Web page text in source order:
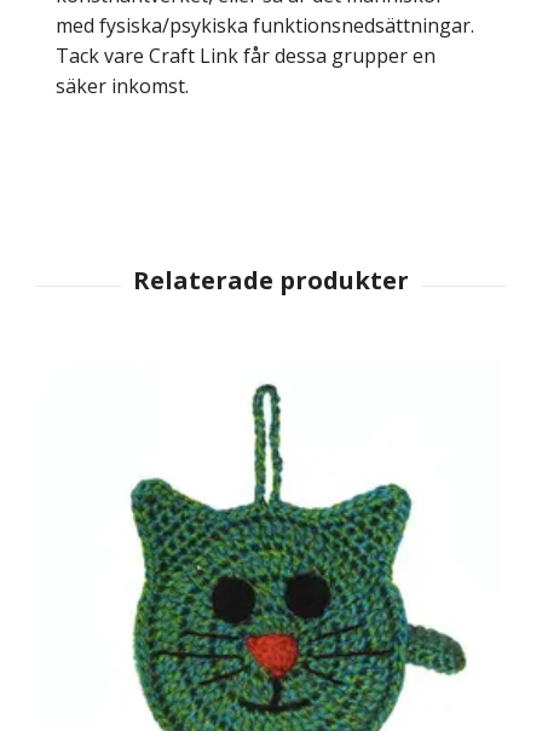
med fysiska/psykiska funktionsnedsättningar.
Tack vare Craft Link får dessa grupper en
säker inkomst.